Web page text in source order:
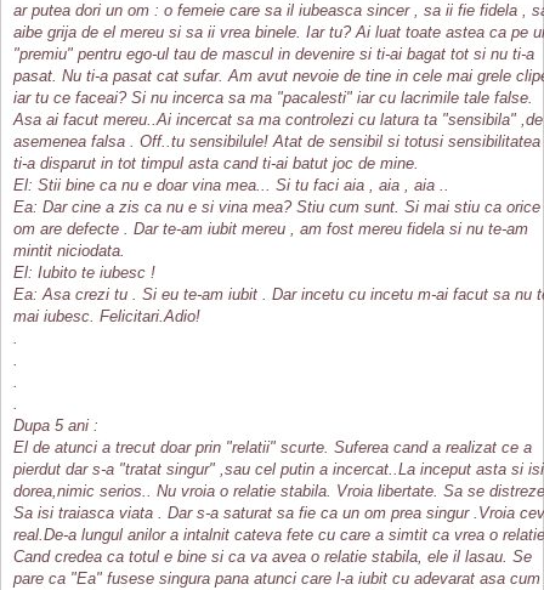
ar putea dori un om : o femeie care sa il iubeasca sincer , sa ii fie fidela ,
aibe grija de el mereu si sa ii vrea binele. Iar tu? Ai luat toate astea ca pe
"premiu" pentru ego-ul tau de mascul in devenire si ti-ai bagat tot si nu ti-a
pasat. Nu ti-a pasat cat sufar. Am avut nevoie de tine in cele mai grele
iar tu ce faceai? Si nu incerca sa ma "pacalesti" iar cu lacrimile tale false.
Asa ai facut mereu..Ai incercat sa ma controlezi cu latura ta "sensibila" ,de
asemenea falsa . Off..tu sensibilule! Atat de sensibil si totusi sensibilitatea
ti-a disparut in tot timpul asta cand ti-ai batut joc de mine.
El: Stii bine ca nu e doar vina mea... Si tu faci aia , aia , aia ..
Ea: Dar cine a zis ca nu e si vina mea? Stiu cum sunt. Si mai stiu ca orice
om are defecte . Dar te-am iubit mereu , am fost mereu fidela si nu te-am
mintit niciodata.
El: Iubito te iubesc !
Ea: Asa crezi tu . Si eu te-am iubit . Dar incetu cu incetu m-ai facut sa nu
mai iubesc. Felicitari.Adio!
.
.
.
.
Dupa 5 ani :
El de atunci a trecut doar prin "relatii" scurte. Suferea cand a realizat ce a
pierdut dar s-a "tratat singur" ,sau cel putin a incercat..La inceput asta si isi
dorea,nimic serios.. Nu vroia o relatie stabila. Vroia libertate. Sa se
Sa isi traiasca viata . Dar s-a saturat sa fie ca un om prea singur .Vroia
real.De-a lungul anilor a intalnit cateva fete cu care a simtit ca vrea o
Cand credea ca totul e bine si ca va avea o relatie stabila, ele il lasau. Se
pare ca "Ea" fusese singura pana atunci care l-a iubit cu adevarat asa cum